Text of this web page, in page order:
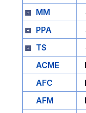
MM
PPA
TS
ACME
AFC
AFM